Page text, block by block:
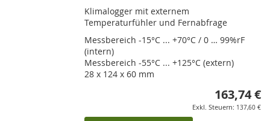
Klimalogger mit externem
Temperaturfühler und Fernabfrage
Messbereich -15°C ... +70°C / 0 … 99%rF
(intern)
Messbereich -55°C ... +125°C (extern)
28 x 124 x 60 mm
163,74 €
137,60 €